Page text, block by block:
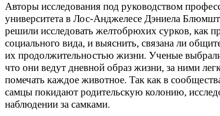
Авторы исследования под руководством
университета в Лос-Анджелесе Дэниела
решили исследовать желтобрюхих сурков, как
социального вида, и выяснить, связана ли
их продолжительностью жизни. Ученые
что они ведут дневной образ жизни, за ними
помечать каждое животное. Так как в
самцы покидают родительскую колонию,
наблюдении за самками.